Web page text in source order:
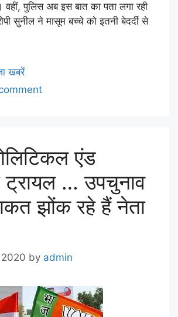
वहीं, पुलिस अब इस बात का पता लगा रही
सुनील ने मासूम बच्चे को इतनी बेदर्दी से
खबरें
एंड
… उपचुनाव
झोंक रहे हैं नेता
by admin